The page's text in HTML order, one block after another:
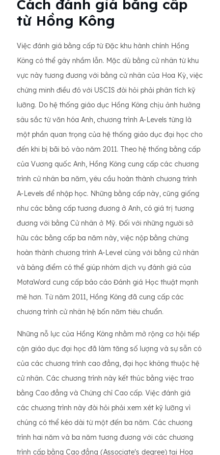
Cách đánh giá bằng cấp
từ Hồng Kông
Việc đánh giá bằng cấp từ Đặc khu hành chính Hồng
Kông có thể gây nhầm lẫn. Mặc dù bằng cử nhân từ khu
vực này tương đương với bằng cử nhân của Hoa Kỳ, việc
chứng minh điều đó với USCIS đòi hỏi phải phân tích kỹ
lưỡng. Do hệ thống giáo dục Hồng Kông chịu ảnh hưởng
sâu sắc từ văn hóa Anh, chương trình A-Levels từng là
một phần quan trọng của hệ thống giáo dục đại học cho
đến khi bị bãi bỏ vào năm 2011. Theo hệ thống bằng cấp
của Vương quốc Anh, Hồng Kông cung cấp các chương
trình cử nhân ba năm, yêu cầu hoàn thành chương trình
A-Levels để nhập học. Những bằng cấp này, cũng giống
như các bằng cấp tương đương ở Anh, có giá trị tương
đương với bằng Cử nhân ở Mỹ. Đối với những người sở
hữu các bằng cấp ba năm này, việc nộp bằng chứng
hoàn thành chương trình A-Level cùng với bằng cử nhân
và bảng điểm có thể giúp nhóm dịch vụ đánh giá của
MotaWord cung cấp báo cáo Đánh giá Học thuật mạnh
mẽ hơn. Từ năm 2011, Hồng Kông đã cung cấp các
chương trình cử nhân hệ bốn năm tiêu chuẩn.
Những nỗ lực của Hồng Kông nhằm mở rộng cơ hội tiếp
cận giáo dục đại học đã làm tăng số lượng và sự sẵn có
của các chương trình cao đẳng, đại học không thuộc hệ
cử nhân. Các chương trình này kết thúc bằng việc trao
bằng Cao đẳng và Chứng chỉ Cao cấp. Việc đánh giá
các chương trình này đòi hỏi phải xem xét kỹ lưỡng vì
chúng có thể kéo dài từ một đến ba năm. Các chương
trình hai năm và ba năm tương đương với các chương
trình cấp bằng Cao đẳng (Associate's degree) tại Hoa